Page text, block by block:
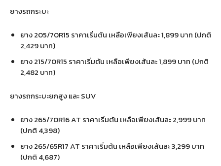
ยางรถกระบะ
ยาง 205/70R15 ราคาเริ่มต้น เหลือเพียงเส้นละ 1,899 บาท (ปกติ
2,429 บาท)
ยาง 215/70R15 ราคาเริ่มต้น เหลือเพียงเส้นละ 1,899 บาท (ปกติ
2,482 บาท)
ยางรถกระบะยกสูง และ SUV
ยาง 265/70R16 AT ราคาเริ่มต้น เหลือเพียงเส้นละ 2,999 บาท
(ปกติ 4,398)
ยาง 265/65R17 AT ราคาเริ่มต้น เหลือเพียงเส้นละ 3,299 บาท
(ปกติ 4,687)